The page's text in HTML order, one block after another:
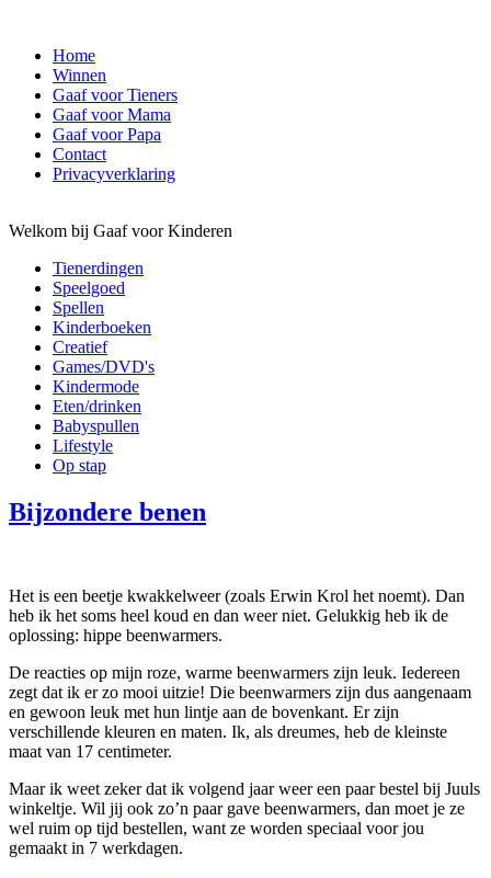
Home
Winnen
Gaaf voor Tieners
Gaaf voor Mama
Gaaf voor Papa
Contact
Privacyverklaring
Welkom bij Gaaf voor Kinderen
Tienerdingen
Speelgoed
Spellen
Kinderboeken
Creatief
Games/DVD's
Kindermode
Eten/drinken
Babyspullen
Lifestyle
Op stap
Bijzondere benen
Het is een beetje kwakkelweer (zoals Erwin Krol het noemt). Dan
heb ik het soms heel koud en dan weer niet. Gelukkig heb ik de
oplossing: hippe beenwarmers.
De reacties op mijn roze, warme beenwarmers zijn leuk. Iedereen
zegt dat ik er zo mooi uitzie! Die beenwarmers zijn dus aangenaam
en gewoon leuk met hun lintje aan de bovenkant. Er zijn
verschillende kleuren en maten. Ik, als dreumes, heb de kleinste
maat van 17 centimeter.
Maar ik weet zeker dat ik volgend jaar weer een paar bestel bij Juuls
winkeltje. Wil jij ook zo’n paar gave beenwarmers, dan moet je ze
wel ruim op tijd bestellen, want ze worden speciaal voor jou
gemaakt in 7 werkdagen.